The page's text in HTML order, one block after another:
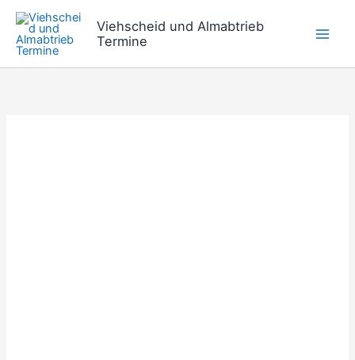
Zum
Inhalt
springen
Viehscheid und Almabtrieb
Termine